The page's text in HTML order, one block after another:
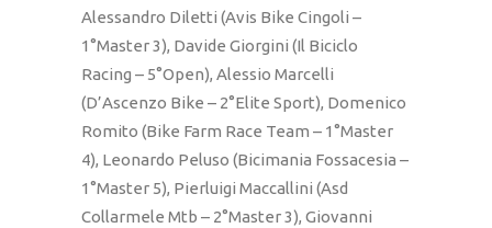
Alessandro Diletti (Avis Bike Cingoli –
1°Master 3), Davide Giorgini (Il Biciclo
Racing – 5°Open), Alessio Marcelli
(D’Ascenzo Bike – 2°Elite Sport), Domenico
Romito (Bike Farm Race Team – 1°Master
4), Leonardo Peluso (Bicimania Fossacesia –
1°Master 5), Pierluigi Maccallini (Asd
Collarmele Mtb – 2°Master 3), Giovanni